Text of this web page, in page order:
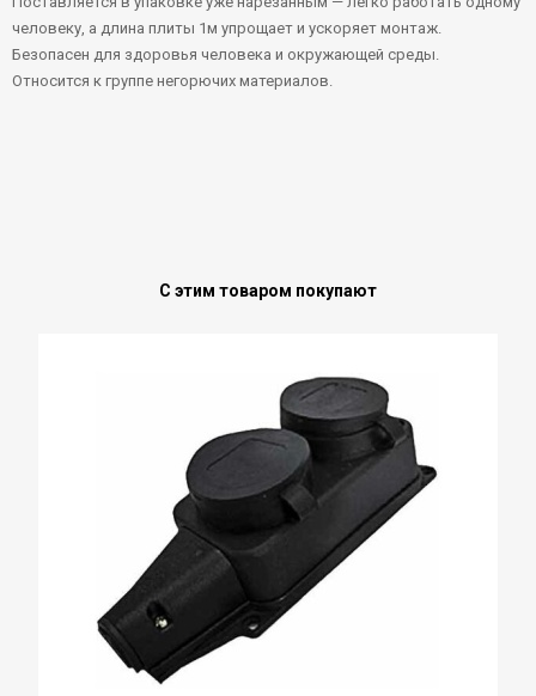
человеку, а длина плиты 1м упрощает и ускоряет монтаж.
Безопасен для здоровья человека и окружающей среды.
Относится к группе негорючих материалов.
С этим товаром покупают